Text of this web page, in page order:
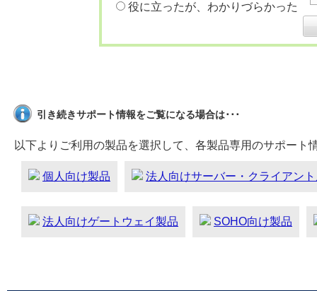
役に立ったが、わかりづらかった
引き続きサポート情報をご覧になる場合は･･･
以下よりご利用の製品を選択して、各製品専用のサポート
個人向け製品 法人向けサーバー・クライアン
法人向けゲートウェイ製品 SOHO向け製品